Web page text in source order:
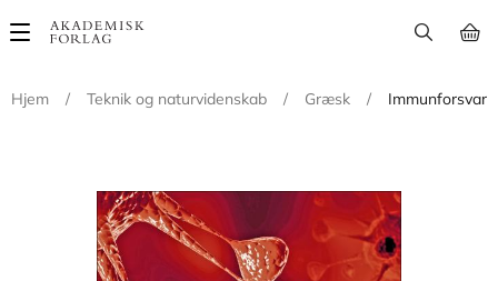
Main
Hjem
/ Teknik og naturvidenskab / Græsk / Immunforsvar